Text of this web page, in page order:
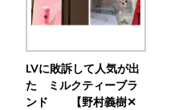
LVに敗訴して人気が出
た ミルクティーブラ
ンド 【野村義樹✕